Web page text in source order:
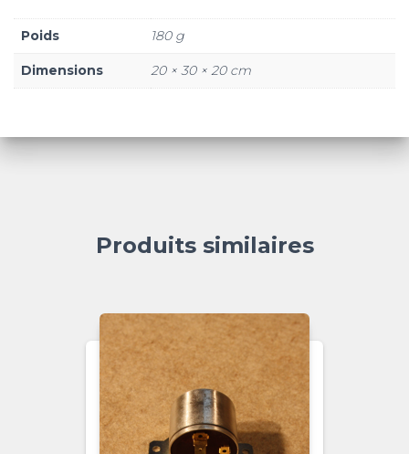
Poids 180 g
Dimensions 20 × 30 × 20 cm
Produits similaires